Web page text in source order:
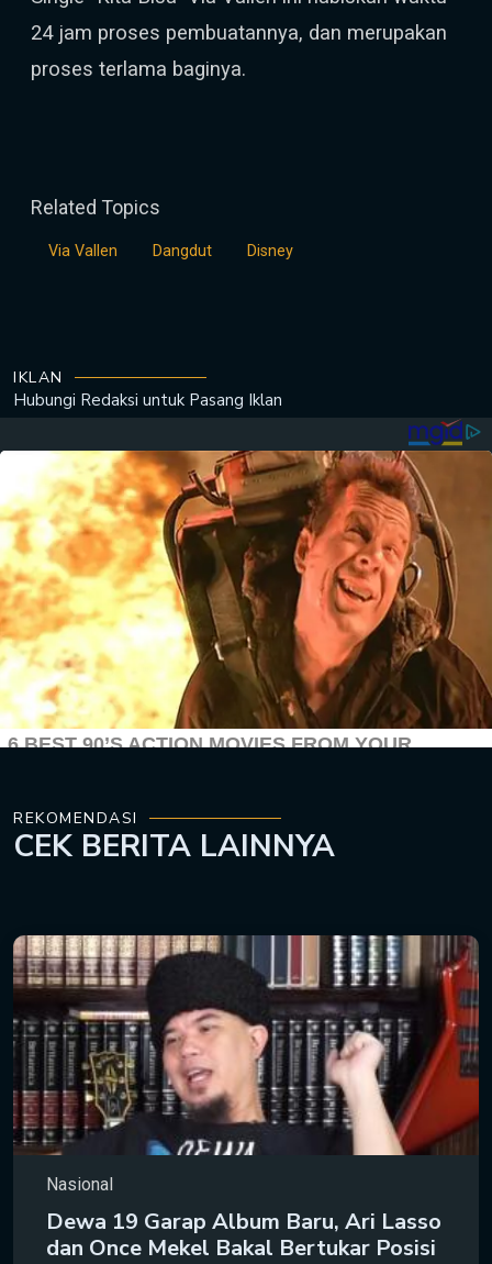
24 jam proses pembuatannya, dan merupakan
proses terlama baginya.
Related Topics
Via Vallen Dangdut Disney
IKLAN
Hubungi Redaksi untuk Pasang Iklan
REKOMENDASI
CEK BERITA LAINNYA
Nasional
Dewa 19 Garap Album Baru, Ari Lasso
dan Once Mekel Bakal Bertukar Posisi